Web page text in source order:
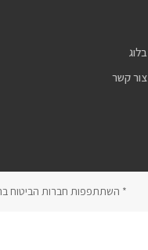
בלוג
צור קשר
* השתתפפות חברות הביטוח